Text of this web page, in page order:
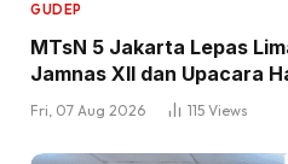
GUDEP
MTsN 5 Jakarta Lepas
Jamnas XII dan Upacara
Fri, 07 Aug 2026 115 Views